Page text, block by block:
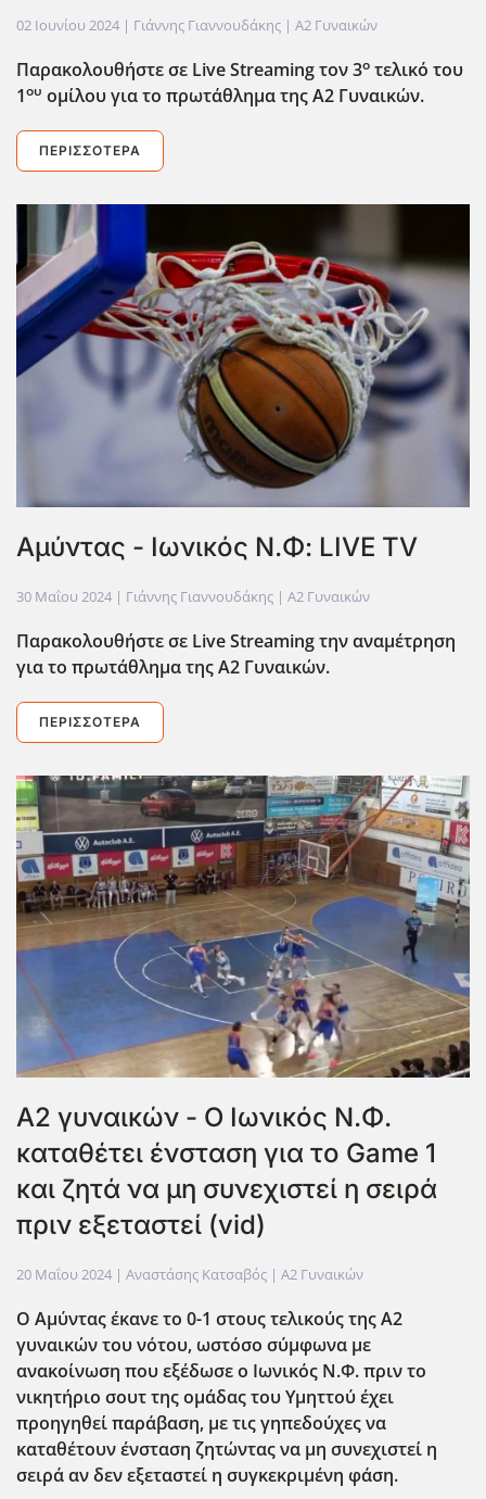
02 Ιουνίου 2024 | Γιάννης Γιαννουδάκης | Α2 Γυναικών
Παρακολουθήστε σε LiveStreamingτον 3ο τελικό του
1ου ομίλου για το πρωτάθλημα της Α2 Γυναικών.
ΠΕΡΙΣΣΌΤΕΡΑ
Αμύντας - Ιωνικός Ν.Φ: LIVE TV
30 Μαΐου 2024 | Γιάννης Γιαννουδάκης | Α2 Γυναικών
Παρακολουθήστε σε Live Streaming την αναμέτρηση
για το πρωτάθλημα της Α2 Γυναικών.
ΠΕΡΙΣΣΌΤΕΡΑ
Α2 γυναικών - Ο Ιωνικός Ν.Φ.
καταθέτει ένσταση για το Game 1
και ζητά να μη συνεχιστεί η σειρά
πριν εξεταστεί (vid)
20 Μαΐου 2024 | Αναστάσης Κατσαβός | Α2 Γυναικών
Ο Αμύντας έκανε το 0-1 στους τελικούς της Α2
γυναικών του νότου, ωστόσο σύμφωνα με
ανακοίνωση που εξέδωσε ο Ιωνικός Ν.Φ. πριν το
νικητήριο σουτ της ομάδας του Υμηττού έχει
προηγηθεί παράβαση, με τις γηπεδούχες να
καταθέτουν ένσταση ζητώντας να μη συνεχιστεί η
σειρά αν δεν εξεταστεί η συγκεκριμένη φάση.